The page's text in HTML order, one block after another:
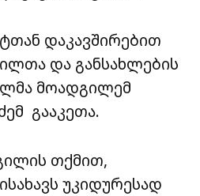
დაკავშირებით
და განსახლების
მოადგილემ
გააკეთა.
თქმით,
უკიდურესად